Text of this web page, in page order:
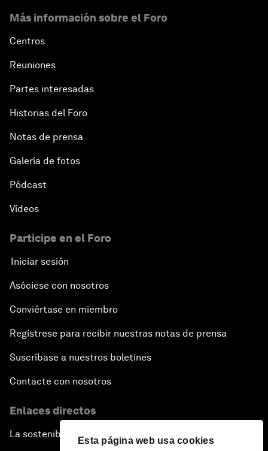
Esta página web usa cookies
Más información sobre el Foro
Centros
Reuniones
Partes interesadas
Historias del Foro
Notas de prensa
Galería de fotos
Pódcast
Vídeos
Participe en el Foro
Iniciar sesión
Asóciese con nosotros
Conviértase en miembro
Regístrese para recibir nuestras notas de prensa
Suscríbase a nuestros boletines
Contacte con nosotros
Enlaces directos
La sostenibilidad en el Foro